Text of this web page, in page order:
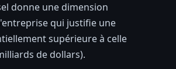
donne une dimension
qui justifie une
supérieure à celle
de dollars).